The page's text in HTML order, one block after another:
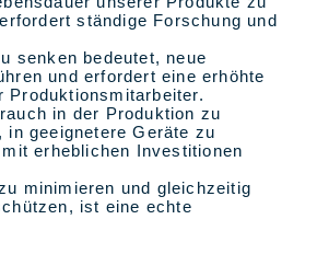
ständige Forschung und
senken bedeutet, neue
und erfordert eine erhöhte
Produktionsmitarbeiter.
in der Produktion zu
in geeignetere Geräte zu
erheblichen Investitionen
minimieren und gleichzeitig
ist eine echte